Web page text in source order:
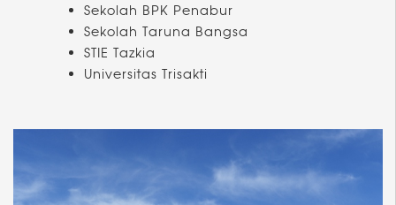
Sekolah BPK Penabur
Sekolah Taruna Bangsa
STIE Tazkia
Universitas Trisakti